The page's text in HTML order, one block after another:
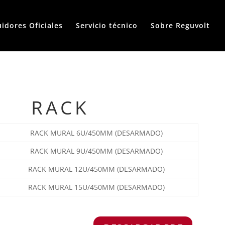
Oficiales Servicio técnico Sobre Reguvolt
RACK
RACK MURAL 6U/450MM (DESARMADO)
RACK MURAL 9U/450MM (DESARMADO)
RACK MURAL 12U/450MM (DESARMADO)
RACK MURAL 15U/450MM (DESARMADO)